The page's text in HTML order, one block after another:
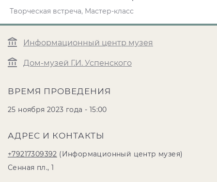
Творческая встреча, Мастер-класс
Информационный центр музея
Дом-музей Г.И. Успенского
ВРЕМЯ ПРОВЕДЕНИЯ
25 ноября 2023 года - 15:00
АДРЕС И КОНТАКТЫ
+79217309392 (Информационный центр музея)
Сенная пл., 1